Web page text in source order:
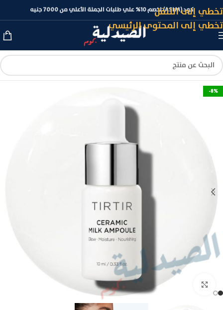
تخطي إلى التنقل
تخطي إلى المحتوى الرئيسي
كود (ASLM) لخصم 10% علي طلبات الجملة الأعلي من 7000 جنيه
-8%
انقر للتكبير